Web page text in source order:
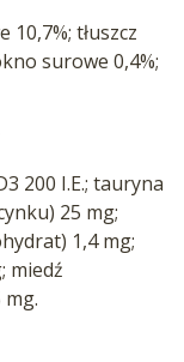
10,7%; tłuszcz
surowe 0,4%;
200 I.E.; tauryna
25 mg;
1,4 mg;
miedź